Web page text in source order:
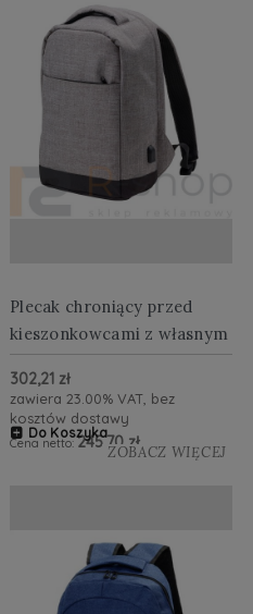
Plecak chroniący przed
kieszonkowcami z własnym
nadrukiem
302,21 zł
zawiera 23.00% VAT, bez
kosztów dostawy
Cena netto: 245,70 zł
Do Koszyka
ZOBACZ WIĘCEJ